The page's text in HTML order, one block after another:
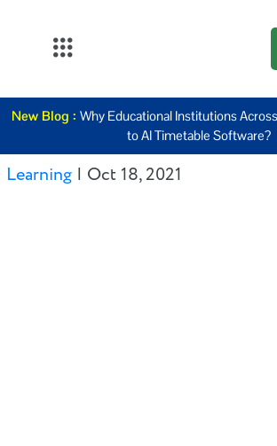
K12
Higher
Education
New Blog : Why Educational Institutions
to AI Timetable Software?
Learning | Oct 18, 2021